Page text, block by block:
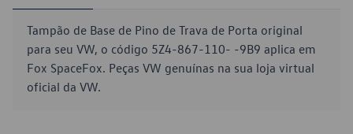
Tampão de Base de Pino de Trava de Porta original
para seu VW, o código 5Z4-867-110- -9B9 aplica em
Fox SpaceFox. Peças VW genuínas na sua loja virtual
oficial da VW.